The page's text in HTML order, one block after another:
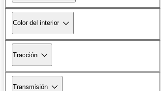
Color del interior
Tracción
Transmisión